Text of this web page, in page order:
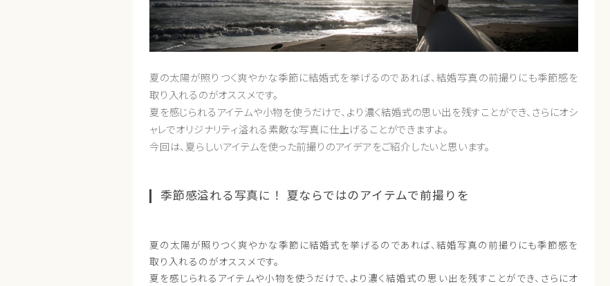
夏の太陽が照りつく爽やかな季節に結婚式を挙げるのであれば、結婚写真の前撮りにも季節感を
取り入れるのがオススメです。
夏を感じられるアイテムや小物を使うだけで、より濃く結婚式の思い出を残すことができ、さらにオシ
ャレでオリジナリティ溢れる素敵な写真に仕上げることができますよ。
今回は、夏らしいアイテムを使った前撮りのアイデアをご紹介したいと思います。
季節感溢れる写真に！ 夏ならではのアイテムで前撮りを
夏の太陽が照りつく爽やかな季節に結婚式を挙げるのであれば、結婚写真の前撮りにも季節感を
取り入れるのがオススメです。
夏を感じられるアイテムや小物を使うだけで、より濃く結婚式の思い出を残すことができ、さらにオ